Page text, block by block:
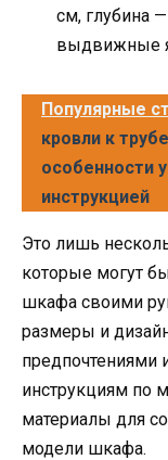
см, глубина
выдвижные
Популярные
кровли к
особенности
инструкцией
Это лишь
которые могут
шкафа своими
размеры и
предпочтениями
инструкциям по
материалы для
модели шкафа.